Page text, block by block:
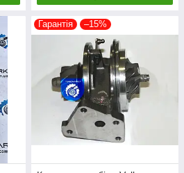
Гарантія –15%